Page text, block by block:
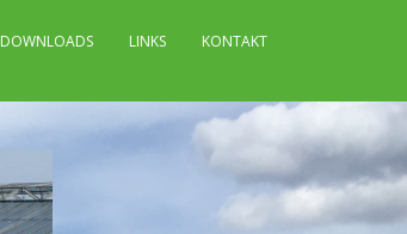
DOWNLOADS LINKS KONTAKT